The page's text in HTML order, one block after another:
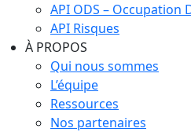
API ODS – Occupation
API Risques
À PROPOS
Qui nous sommes
L’équipe
Ressources
Nos partenaires